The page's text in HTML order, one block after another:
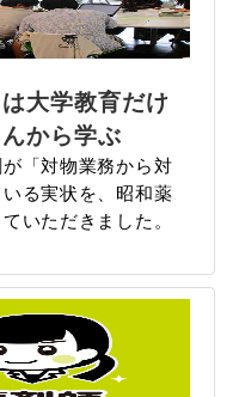
大学教育だけ
から学ぶ
「対物業務から対
る実状を、昭和薬
いただきました。